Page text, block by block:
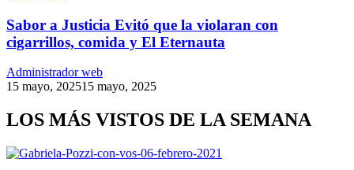
Sabor a Justicia Evitó que la violaran con
cigarrillos, comida y El Eternauta
Administrador web
15 mayo, 202515 mayo, 2025
LOS MÁS VISTOS DE LA SEMANA